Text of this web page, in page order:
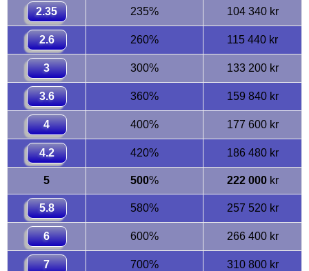
2.35 235% 104 340 kr
2.6 260% 115 440 kr
3 300% 133 200 kr
3.6 360% 159 840 kr
4 400% 177 600 kr
4.2 420% 186 480 kr
5 500% 222 000kr
5.8 580% 257 520 kr
6 600% 266 400 kr
7 700% 310 800 kr